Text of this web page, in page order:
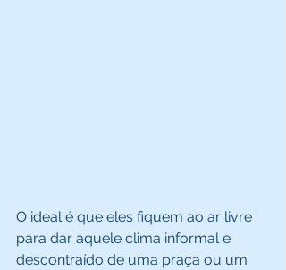
O ideal é que eles fiquem ao ar livre
para dar aquele clima informal e
descontraído de uma praça ou um